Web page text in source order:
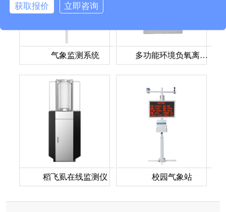
气象监测系统 多功能环境负氧离子检测仪
稻飞虱在线监测仪 校园气象站
获取报价 立即咨询